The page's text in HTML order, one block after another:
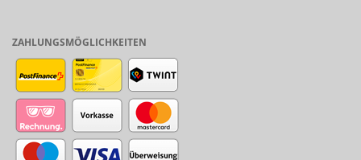
ZAHLUNGSMÖGLICHKEITEN